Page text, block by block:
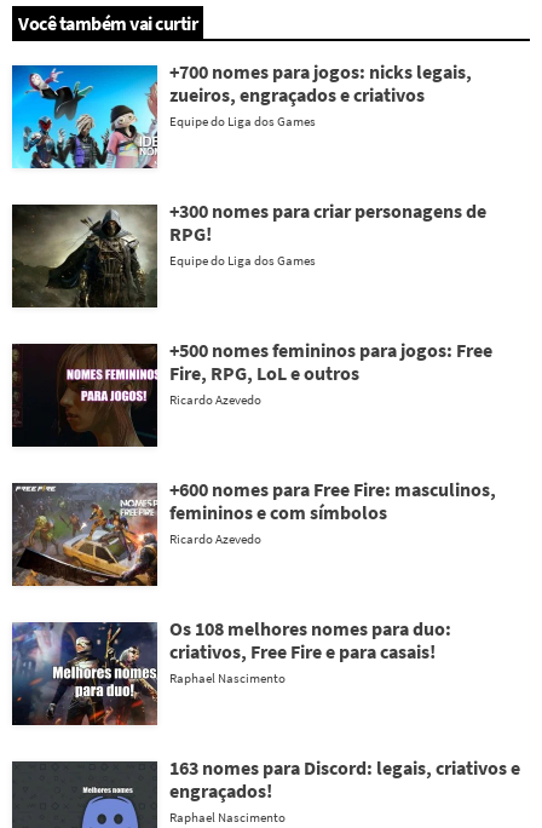
Você também vai curtir
+700 nomes para jogos: nicks legais,
zueiros, engraçados e criativos
Equipe do Liga dos Games
+300 nomes para criar personagens de
RPG!
Equipe do Liga dos Games
+500 nomes femininos para jogos: Free
Fire, RPG, LoL e outros
Ricardo Azevedo
+600 nomes para Free Fire: masculinos,
femininos e com símbolos
Ricardo Azevedo
Os 108 melhores nomes para duo:
criativos, Free Fire e para casais!
Raphael Nascimento
163 nomes para Discord: legais, criativos e
engraçados!
Raphael Nascimento